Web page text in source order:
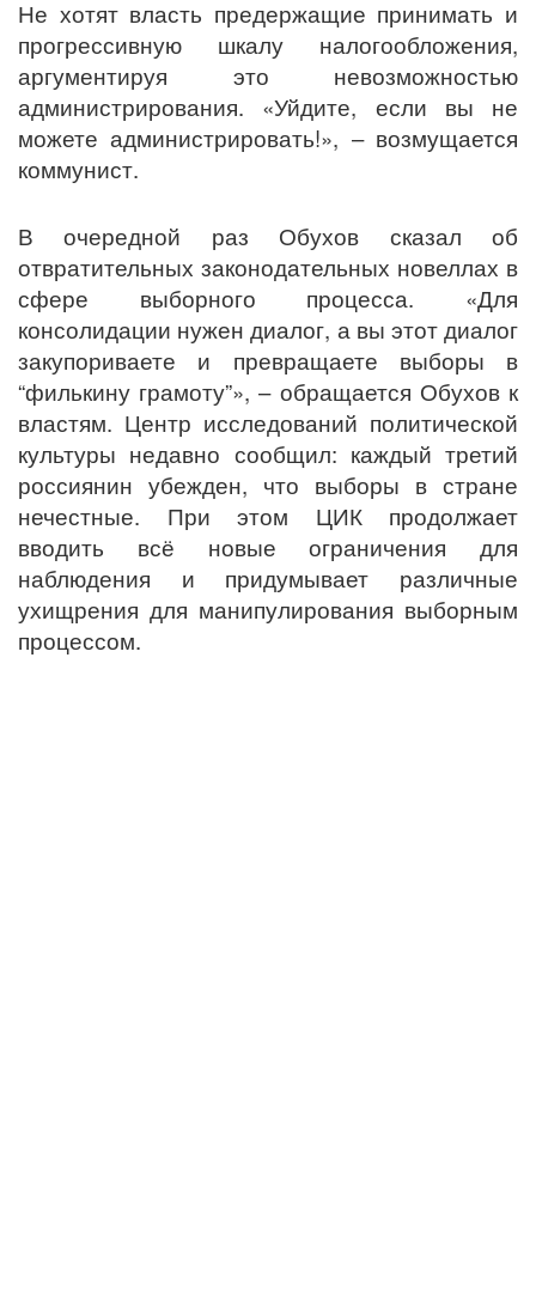
Не хотят власть предержащие принимать и
прогрессивную шкалу налогообложения,
аргументируя это невозможностью
администрирования. «Уйдите, если вы не
можете администрировать!», – возмущается
коммунист.
В очередной раз Обухов сказал об
отвратительных законодательных новеллах в
сфере выборного процесса. «Для
консолидации нужен диалог, а вы этот диалог
закупориваете и превращаете выборы в
“филькину грамоту”», – обращается Обухов к
властям. Центр исследований политической
культуры недавно сообщил: каждый третий
россиянин убежден, что выборы в стране
нечестные. При этом ЦИК продолжает
вводить всё новые ограничения для
наблюдения и придумывает различные
ухищрения для манипулирования выборным
процессом.